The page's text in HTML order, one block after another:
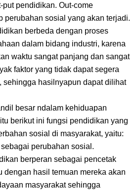
pendidikan. Out-come
perubahan sosial yang akan terjadi.
berbeda dengan proses
dalam bidang industri, karena
waktu sangat panjang dan sangat
faktor yang tidak dapat segera
sehingga hasilnyapun dapat dilihat
besar ndalam kehiduapan
berikut ini fungsi pendidikan yang
sosial di masyarakat, yaitu:
perubahan sosial.
berperan sebagai pencetak
dengan hasil temuan mereka akan
masyarakat sehingga